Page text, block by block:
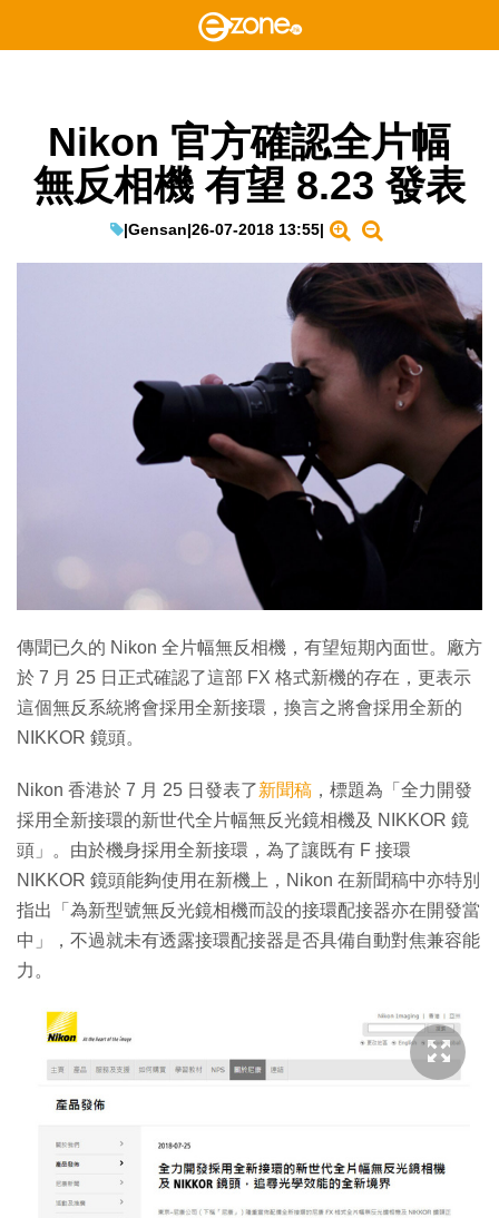
Nikon 官方確認全片幅
無反相機 有望 8.23 發表
|Gensan|26-07-2018 13:55|
傳聞已久的 Nikon 全片幅無反相機，有望短期內面世。廠方
於 7 月 25 日正式確認了這部 FX 格式新機的存在，更表示
這個無反系統將會採用全新接環，換言之將會採用全新的
NIKKOR 鏡頭。
Nikon 香港於 7 月 25 日發表了新聞稿 ，標題為「全力開發
採用全新接環的新世代全片幅無反光鏡相機及 NIKKOR 鏡
頭」。由於機身採用全新接環，為了讓既有 F 接環
NIKKOR 鏡頭能夠使用在新機上，Nikon 在新聞稿中亦特別
指出「為新型號無反光鏡相機而設的接環配接器亦在開發當
中」，不過就未有透露接環配接器是否具備自動對焦兼容能
力。